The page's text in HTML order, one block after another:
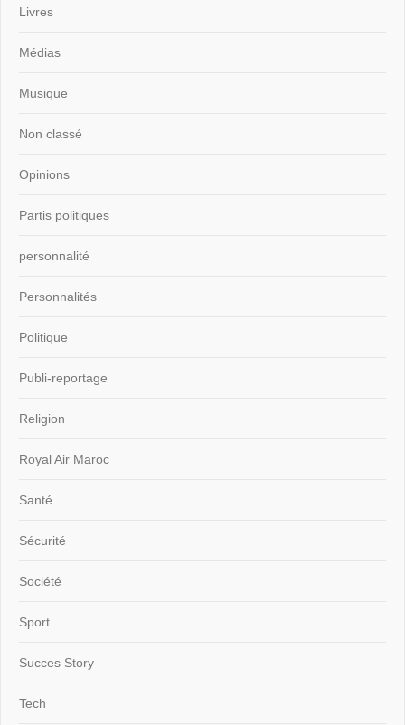
Livres
Médias
Musique
Non classé
Opinions
Partis politiques
personnalité
Personnalités
Politique
Publi-reportage
Religion
Royal Air Maroc
Santé
Sécurité
Société
Sport
Succes Story
Tech